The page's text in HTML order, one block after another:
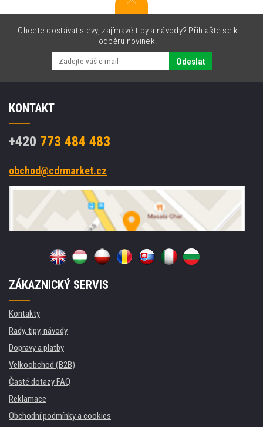
Chcete dostávat slevy, zajímavé tipy a návody? Přihlašte se k
odběru novinek.
Odeslat
KONTAKT
+420 773 484 483
obchod@cdrmarket.cz
ZÁKAZNICKÝ SERVIS
Kontakty
Rady, tipy, návody
Dopravy a platby
Velkoobchod (B2B)
Časté dotazy FAQ
Reklamace
Obchodní podmínky a cookies